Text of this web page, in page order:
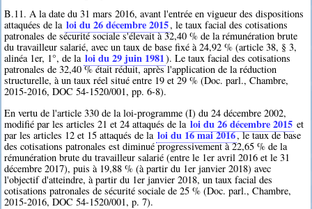
B.11. A la date du 31 mars 2016, avant l'entrée en vigueur des dispositions
attaquées de la loi du 26 décembre 2015, le taux facial des cotisations
patronales de sécurité sociale s'élevait à 32,40 % de la rémunération brute
du travailleur salarié, avec un taux de base fixé à 24,92 % (article 38, § 3,
alinéa 1er, 1°, de la loi du 29 juin 1981). Le taux facial des cotisations
patronales de 32,40 % était réduit, après l'application de la réduction
structurelle, à un taux réel situé entre 19 et 29 % (Doc. parl., Chambre,
2015-2016, DOC 54-1520/001, pp. 6-8).
En vertu de l'article 330 de la loi-programme (I) du 24 décembre 2002,
modifié par les articles 21 et 24 attaqués de la loi du 26 décembre 2015 et
par les articles 12 et 15 attaqués de la loi du 16 mai 2016, le taux de base
des cotisations patronales est diminué progressivement à 22,65 % de la
rémunération brute du travailleur salarié (entre le 1er avril 2016 et le 31
décembre 2017), puis à 19,88 % (à partir du 1er janvier 2018) avec
l'objectif d'atteindre, à partir du 1er janvier 2018, un taux facial des
cotisations patronales de sécurité sociale de 25 % (Doc. parl., Chambre,
2015-2016, DOC 54-1520/001, p. 7).